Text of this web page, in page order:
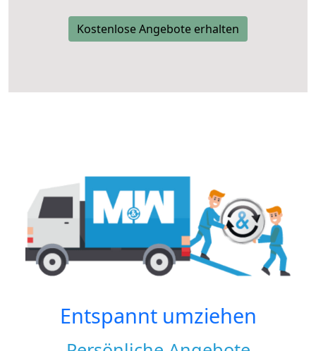
Kostenlose Angebote erhalten
Entspannt umziehen